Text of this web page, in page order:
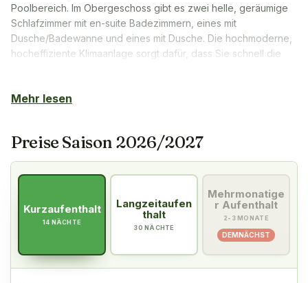
Poolbereich. Im Obergeschoss gibt es zwei helle, geräumige
Schlafzimmer mit en-suite Badezimmern, eines mit
Dusche/Badewanne und eines mit Dusche. Die hochmoderne,
hocheffiziente Klimaanlage sorgt dafür, dass Sie schnell die
dem Golfplatz herrlich wohltuend für Ihre Füße. Natürlich gibt
erfolgt alle 7 Tage, einschließlich Bettwäschewechsel und
Handtücher/Badetücher.
verfügt über eine Rezeption und Sie parken direkt neben
Ihrem Townhouse, wo sich ein praktischer kleiner Lagerraum
für Golfausrüstung an Ihrem eigenen Parkplatz befindet.
Exklusive "Extras" für PT Golf-Gäste, die in Quinta do Algarvio
übernachten:
Mehr lesen
Preise Saison 2026/2027
Kurzaufenthalt
14 NÄCHTE
Langzeitaufen
thalt
30 NÄCHTE
Mehrmonatige
r Aufenthalt
2-3 MONATE
DEMNÄCHST